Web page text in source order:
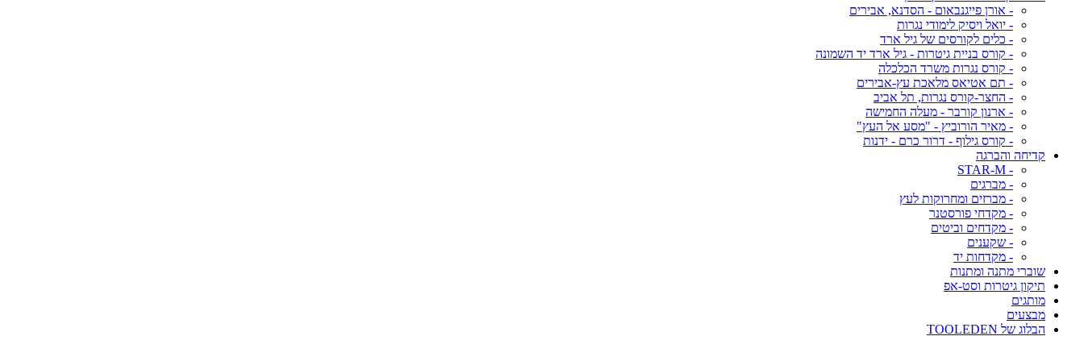
- אורן פייגנבאום - הסדנא, אבירים
- יואל ויסיק לימודי נגרות
- כלים לקורסים של גיל ארד
- קורס בניית גיטרות - גיל ארד יד השמונה
- קורס נגרות משרד הכלכלה
- תם אטיאס מלאכת עץ-אבירים
- החצר-קורס נגרות, תל אביב
- ארנון קורבר - מעלה החמישה
- מאיר הורוביץ - "מסע אל העץ"
- קורס גילוף - דרור כרם - ידנות
קדיחה והברגה
- STAR-M
- מברגים
- מברזים ומחרוקות לעץ
- מקדחי פורסטנר
- מקדחים וביטים
- שקענים
- מקדחות יד
שוברי מתנה ומתנות
תיקון גיטרות וסט-אפ
מותגים
מבצעים
הבלוג של TOOLEDEN